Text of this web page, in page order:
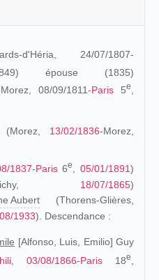
d'Héria, 24/07/1807-
épouse (1835)
08/09/1811-Paris 5e
(Morez, 13/02/1836-Morez,
1837-Paris6e 05/01/1891)
18/07/1865)
Aubert (Thorens-Glières,
1933). Descendance :
[Alfonso, Luis, Emilio] Guy
03/08/1866-Paris 18e